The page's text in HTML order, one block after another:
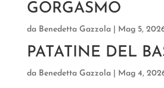
GORGASMO
da Benedetta Gazzola| Mag 5,
PATATINE DEL
da Benedetta Gazzola| Mag 4,